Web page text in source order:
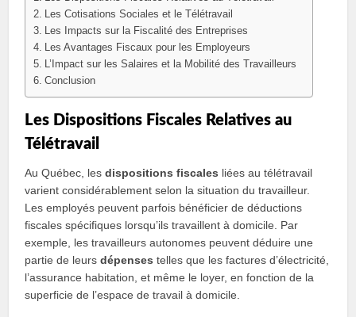
Les Cotisations Sociales et le Télétravail
Les Impacts sur la Fiscalité des Entreprises
Les Avantages Fiscaux pour les Employeurs
L’Impact sur les Salaires et la Mobilité des Travailleurs
Conclusion
Les Dispositions Fiscales Relatives au
Télétravail
Au Québec, lesdispositions fiscales liées au télétravail
varient considérablement selon la situation du travailleur.
Les employés peuvent parfois bénéficier de déductions
fiscales spécifiques lorsqu’ils travaillent à domicile. Par
exemple, les travailleurs autonomes peuvent déduire une
partie de leursdépenses telles que les factures d’électricité,
l’assurance habitation, et même le loyer, en fonction de la
superficie de l’espace de travail à domicile.